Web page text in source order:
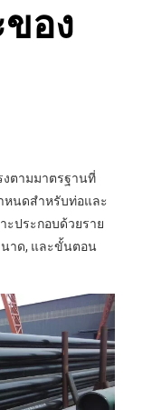
อง
งตามมาตรฐานที่
หนดสำหรับท่อและ
ประกอบด้วยราย
นาด, และขั้นตอน